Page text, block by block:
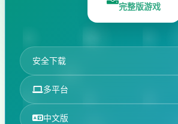
完整版游戏
安全下载
多平台
中文版